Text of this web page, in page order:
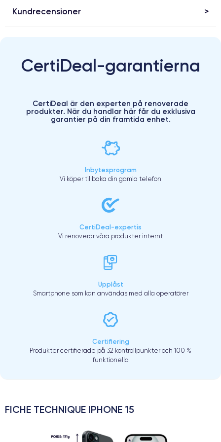
Kundrecensioner
CertiDeal-garantierna
CertiDeal är den experten på renoverade
produkter. När du handlar här får du exklusiva
garantier på din framtida enhet.
Inbytesprogram
Vi köper tillbaka din gamla telefon
CertiDeal-expertis
Vi renoverar våra produkter internt
Upplåst
Smartphone som kan användas med alla operatörer
Certifiering
Produkter certifierade på 32 kontrollpunkter och 100 %
funktionella
FICHE TECHNIQUE IPHONE 15